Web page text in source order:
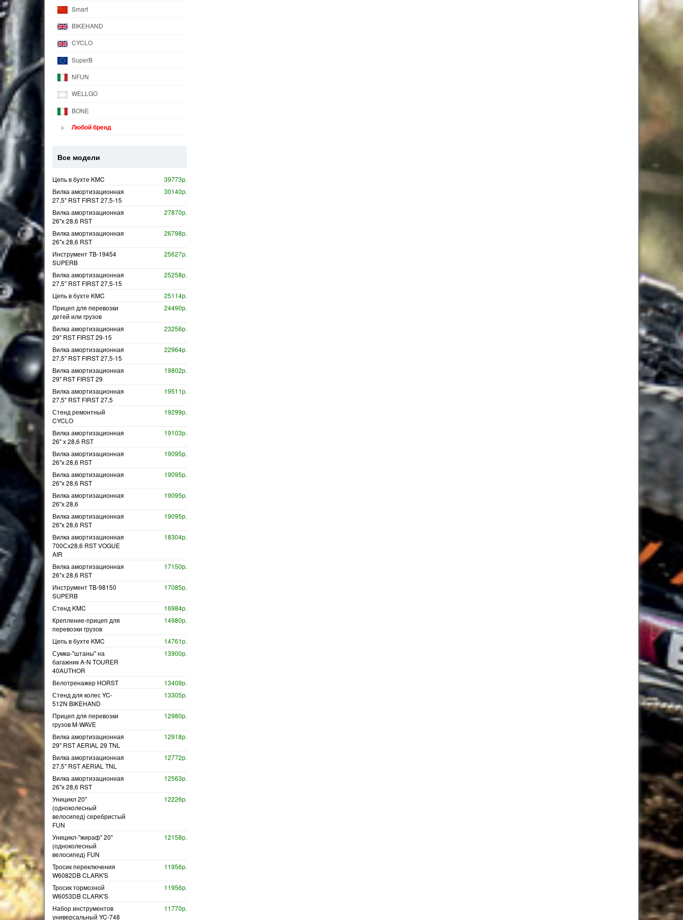
Smart
BIKEHAND
CYCLO
SuperB
NFUN
WELLGO
BONE
Любой бренд
Все модели
Цепь в бухте KMC
39773р.
Вилка амортизационная
27,5" RST FIRST 27,5-15
30140р.
Вилка амортизационная
26"х 28,6 RST
27870р.
Вилка амортизационная
26"х 28,6 RST
26798р.
Инструмент TB-19454
SUPERB
25627р.
Вилка амортизационная
27,5" RST FIRST 27,5-15
25258р.
Цепь в бухте KMC
25114р.
Прицеп для перевозки
детей или грузов
24490р.
Вилка амортизационная
29" RST FIRST 29-15
23256р.
Вилка амортизационная
27,5" RST FIRST 27,5-15
22964р.
Вилка амортизационная
29" RST FIRST 29
19802р.
Вилка амортизационная
27,5" RST FIRST 27,5
19511р.
Стенд ремонтный
CYCLO
19299р.
Вилка амортизационная
26" х 28,6 RST
19103р.
Вилка амортизационная
26"х 28,6 RST
19095р.
Вилка амортизационная
26"х 28,6 RST
19095р.
Вилка амортизационная
26"х 28,6
19095р.
Вилка амортизационная
26"х 28,6 RST
19095р.
Вилка амортизационная
700Сх28,6 RST VOGUE
AIR
18304р.
Вилка амортизационная
26"х 28,6 RST
17150р.
Инструмент TB-98150
SUPERB
17085р.
Стенд KMC
16984р.
Крепление-прицеп для
перевозки грузов
14980р.
Цепь в бухте KMC
14761р.
Сумка-"штаны" на
багажник A-N TOURER
40AUTHOR
13900р.
Велотренажер HORST
13409р.
Стенд для колес YC-
512N BIKEHAND
13305р.
Прицеп для перевозки
грузов M-WAVE
12980р.
Вилка амортизационная
29" RST AERIAL 29 TNL
12918р.
Вилка амортизационная
27,5" RST AERIAL TNL
12772р.
Вилка амортизационная
26"х 28,6 RST
12563р.
Уницикл 20"
(одноколесный
велосипед) серебристый
FUN
12226р.
Уницикл-"жираф" 20"
(одноколесный
велосипед) FUN
12158р.
Тросик переключения
W6082DB CLARK'S
11956р.
Тросик тормозной
W6053DB CLARK'S
11956р.
Набор инструментов
универсальный YC-748
11770р.